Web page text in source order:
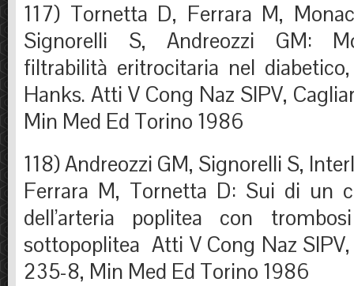
117) Tornetta D, Ferrara M,
Signorelli S, Andreozzi GM:
filtrabilità eritrocitaria nel
Hanks. Atti V Cong Naz SIPV,
Min Med Ed Torino 1986
118) Andreozzi GM, Signorelli S,
Ferrara M, Tornetta D: Sui di un
dell’arteria poplitea con
sottopoplitea Atti V Cong Naz
235-8, Min Med Ed Torino 1986